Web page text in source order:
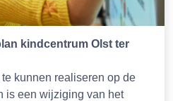
kindcentrum Olst ter
kunnen realiseren op de
is een wijziging van het